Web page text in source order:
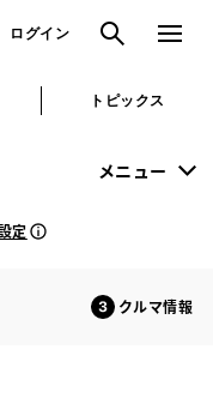
ログイン 検索 メニュ
トピックス
メニュー
定
クルマ情報